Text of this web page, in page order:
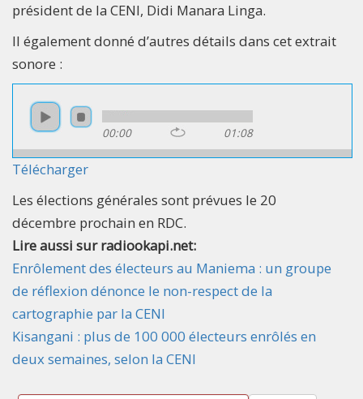
président de la CENI, Didi Manara Linga.
Il également donné d’autres détails dans cet extrait
sonore :
00:00 01:08
Télécharger
Les élections générales sont prévues le 20
décembre prochain en RDC.
Lire aussi sur radiookapi.net:
Enrôlement des électeurs au Maniema : un groupe
de réflexion dénonce le non-respect de la
cartographie par la CENI
Kisangani : plus de 100 000 électeurs enrôlés en
deux semaines, selon la CENI